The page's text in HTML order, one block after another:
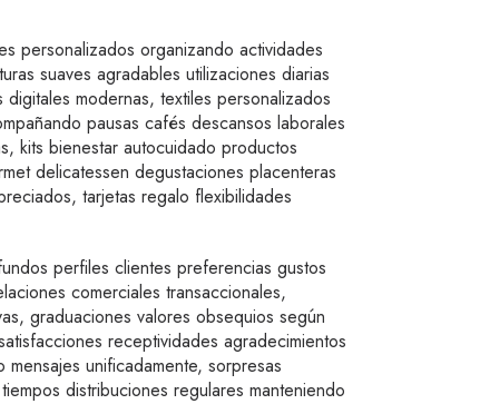
personalizados organizando actividades
suaves agradables utilizaciones diarias
modernas, textiles personalizados
pausas cafés descansos laborales
kits bienestar autocuidado productos
delicatessen degustaciones placenteras
tarjetas regalo flexibilidades
perfiles clientes preferencias gustos
comerciales transaccionales,
graduaciones valores obsequios según
receptividades agradecimientos
unificadamente, sorpresas
distribuciones regulares manteniendo